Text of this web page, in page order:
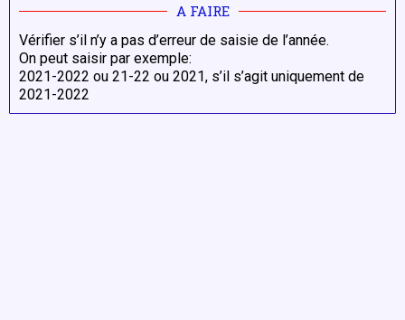
A FAIRE
Vérifier s’il n’y a pas d’erreur de saisie de l’année.
On peut saisir par exemple:
2021-2022 ou 21-22 ou 2021, s’il s’agit uniquement de
2021-2022